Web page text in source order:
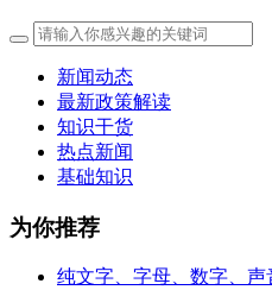
新闻动态
最新政策解读
知识干货
热点新闻
基础知识
为你推荐
纯文字、字母、数字、